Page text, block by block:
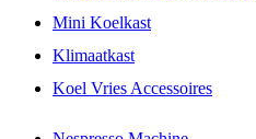
Mini Koelkast
Klimaatkast
Koel Vries Accessoires